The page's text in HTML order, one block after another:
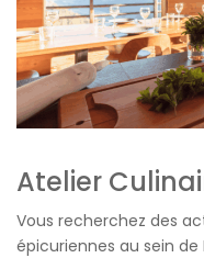
Atelier
Vous recherchez des
épicuriennes au sein